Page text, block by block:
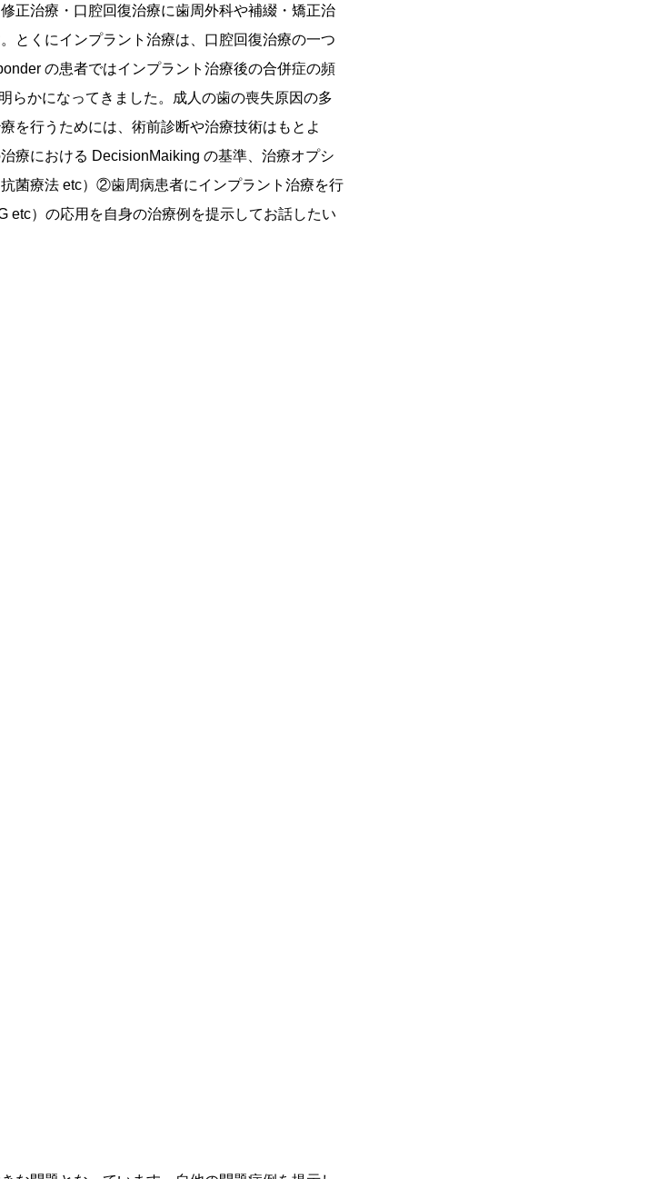
正治療・口腔回復治療に歯周外科や補綴・矯正治
とくにインプラント治療は、口腔回復治療の一つ
の患者ではインプラント治療後の合併症の頻
らかになってきました。成人の歯の喪失原因の多
を行うためには、術前診断や治療技術はもとよ
療における DecisionMaiking の基準、治療オプシ
菌療法 etc）②歯周病患者にインプラント治療を行
）の応用を自身の治療例を提示してお話したい